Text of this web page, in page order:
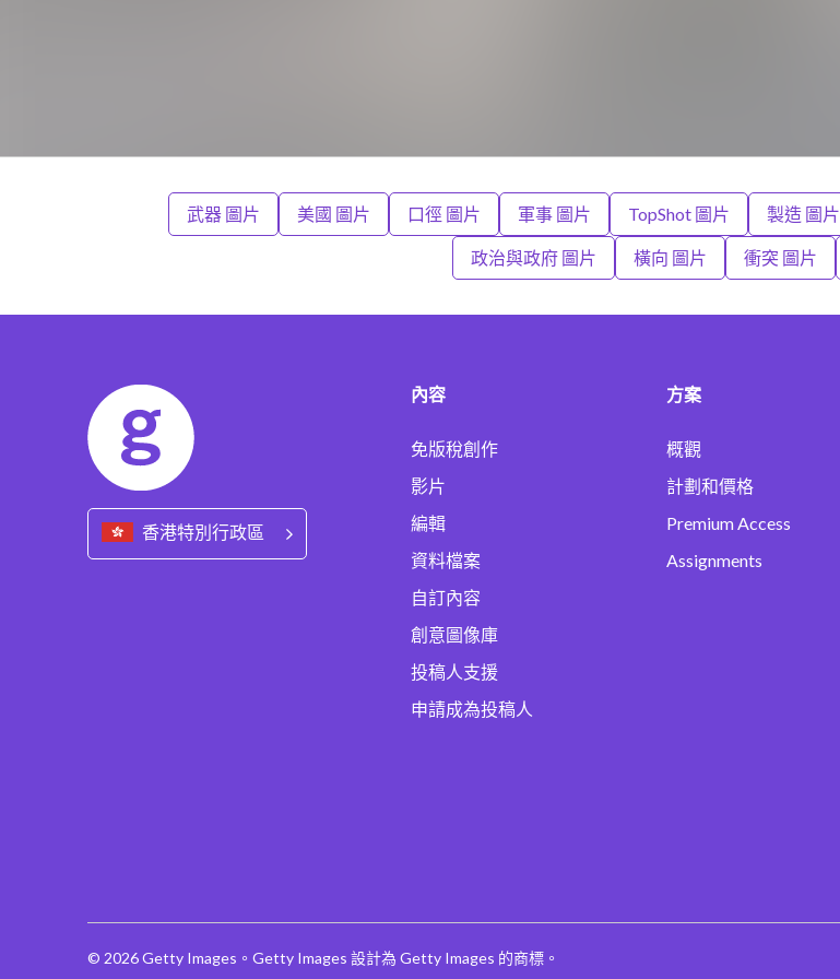
武器 圖片 美國 圖片 口徑 圖片 軍事 圖片 TopShot 圖片 製造 圖片
政治與政府 圖片 橫向 圖片 衝突 圖片
香港特別行政區
內容
免版稅創作
影片
編輯
資料檔案
自訂內容
創意圖像庫
投稿人支援
申請成為投稿人
方案
概觀
計劃和價格
Premium Access
Assignments
© 2026 Getty Images。Getty Images 設計為 Getty Images 的商標。